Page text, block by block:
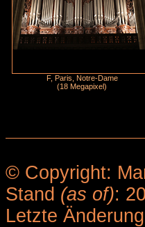
F, Paris, Notre-Dame
(18 Megapixel)
© Copyright:
Stand (as of):
Letzte Änderung